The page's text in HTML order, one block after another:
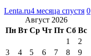
Lenta.ru4 месяца спустя 0
Август 2026
Пн Вт Ср Чт Пт Сб Вс
1
2
3
4 5 6 7 8
9